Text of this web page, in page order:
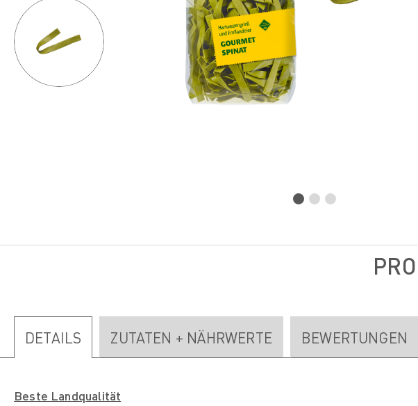
DETAILS ZUTATEN + NÄHRWERTE BEWERTUNGEN
Beste Landqualität